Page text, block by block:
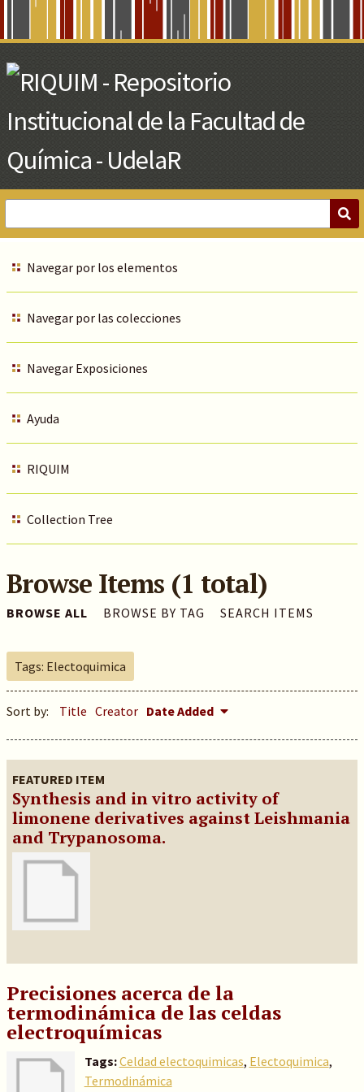
Main
Content
Navegar por los elementos
Navegar por las colecciones
Navegar Exposiciones
Ayuda
RIQUIM
Collection Tree
Browse Items (1 total)
BROWSE ALL BROWSE BY TAG SEARCH ITEMS
Tags: Electoquimica
Sort by: Title Creator Date Added
FEATURED ITEM
Synthesis and in vitro activity of
limonene derivatives against Leishmania
and Trypanosoma.
Precisiones acerca de la
termodinámica de las celdas
electroquímicas
Tags:Celdad electoquimicas, Electoquimica,
Termodinámica